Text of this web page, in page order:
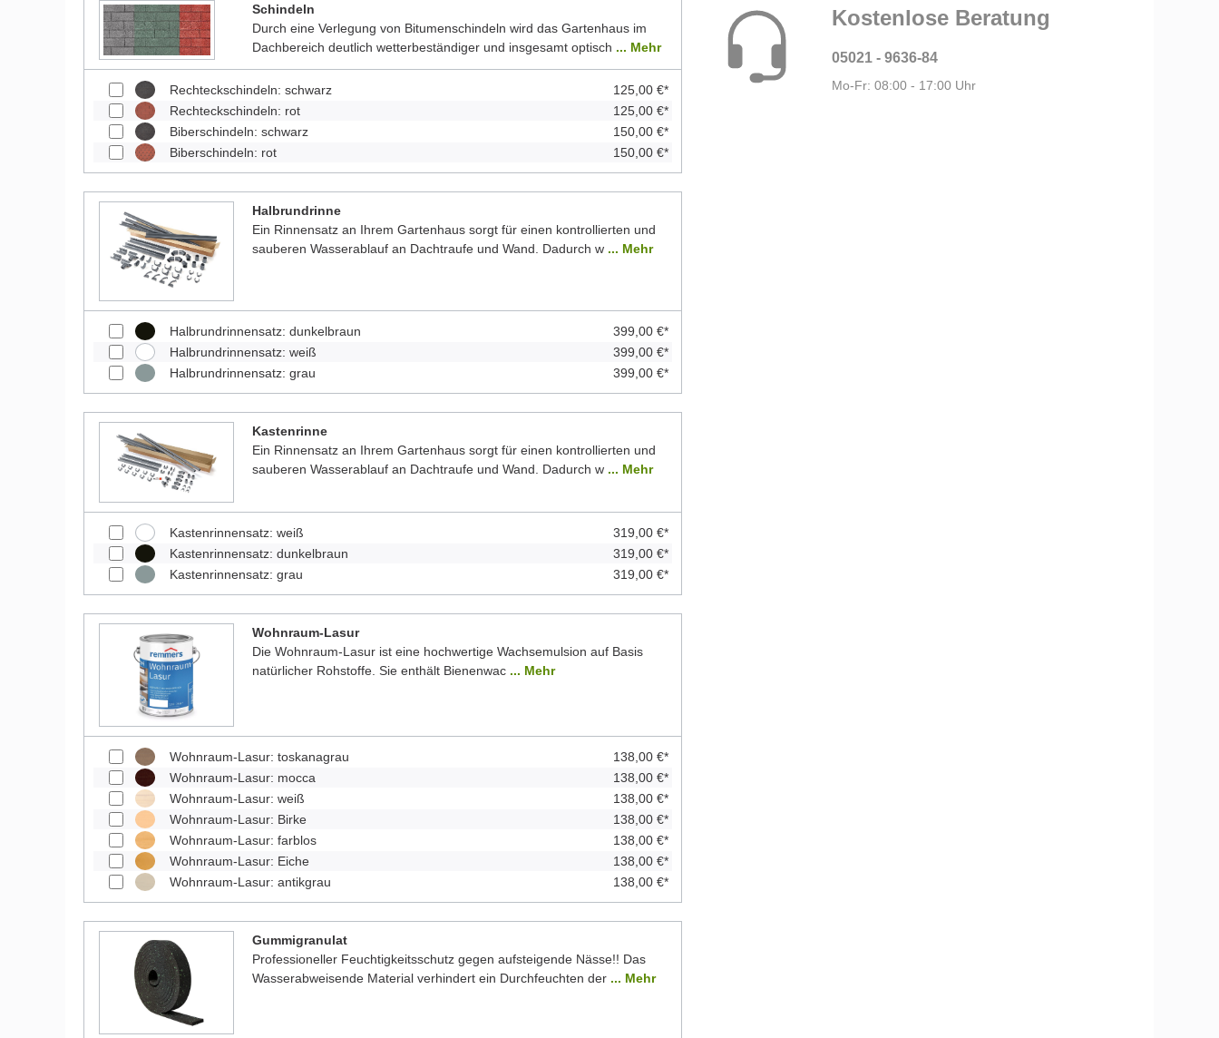
Schindeln
Durch eine Verlegung von Bitumenschindeln wird das Gartenhaus im
Dachbereich deutlich wetterbeständiger und insgesamt optisch ... Mehr
Rechteckschindeln: schwarz
125,00 €*
Rechteckschindeln: rot
125,00 €*
Biberschindeln: schwarz
150,00 €*
Biberschindeln: rot
150,00 €*
Halbrundrinne
Ein Rinnensatz an Ihrem Gartenhaus sorgt für einen kontrollierten und
sauberen Wasserablauf an Dachtraufe und Wand. Dadurch w ... Mehr
Halbrundrinnensatz: dunkelbraun
399,00 €*
Halbrundrinnensatz: weiß
399,00 €*
Halbrundrinnensatz: grau
399,00 €*
Kastenrinne
Ein Rinnensatz an Ihrem Gartenhaus sorgt für einen kontrollierten und
sauberen Wasserablauf an Dachtraufe und Wand. Dadurch w ... Mehr
Kastenrinnensatz: weiß
319,00 €*
Kastenrinnensatz: dunkelbraun
319,00 €*
Kastenrinnensatz: grau
319,00 €*
Wohnraum-Lasur
Die Wohnraum-Lasur ist eine hochwertige Wachsemulsion auf Basis
natürlicher Rohstoffe. Sie enthält Bienenwac ... Mehr
Wohnraum-Lasur: toskanagrau
138,00 €*
Wohnraum-Lasur: mocca
138,00 €*
Wohnraum-Lasur: weiß
138,00 €*
Wohnraum-Lasur: Birke
138,00 €*
Wohnraum-Lasur: farblos
138,00 €*
Wohnraum-Lasur: Eiche
138,00 €*
Wohnraum-Lasur: antikgrau
138,00 €*
Gummigranulat
Professioneller Feuchtigkeitsschutz gegen aufsteigende Nässe!! Das
Wasserabweisende Material verhindert ein Durchfeuchten der ... Mehr
Kostenlose Beratung
05021 - 9636-84
Mo-Fr: 08:00 - 17:00 Uhr